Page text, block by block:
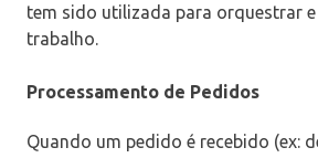
tem sido utilizada para orquestrar
trabalho.
Processamento de Pedidos
Quando um pedido é recebido (ex: